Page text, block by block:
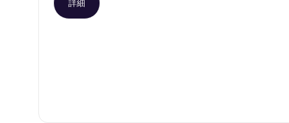
詳細